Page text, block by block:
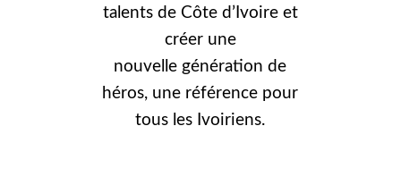
talents de Côte d’Ivoire et
créer une
nouvelle génération de
héros, une référence pour
tous les Ivoiriens.